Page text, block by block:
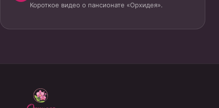
Короткое видео о пансионате «Орхидея».